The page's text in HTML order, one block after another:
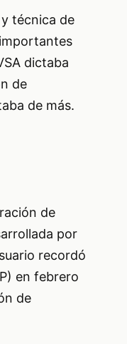
técnica de
dictaba
de
de más.
de
por
recordó
en febrero
de